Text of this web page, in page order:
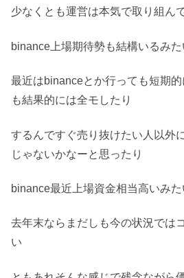
少なくとも運営は本気で取り組ん
binance上場期待勢も結構いるみ
最近はbinanceとか行っても短期
も結果的には全モしたり
するんですぐ売り抜けたい人以外
じゃないかなーと思ったり
binance最近上場資金相当高いみた
去年末ならまだしも今の状況では
い